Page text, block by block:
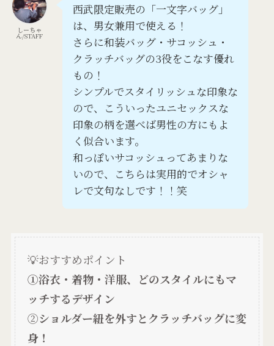
しーちゃ
ん/STAFF
西武限定販売の「一文字バッグ」
は、男女兼用で使える！
さらに和装バッグ・サコッシュ・
クラッチバッグの3役をこなす優れ
もの！
シンプルでスタイリッシュな印象な
ので、こういったユニセックスな
印象の柄を選べば男性の方にもよ
く似合います。
和っぽいサコッシュってあまりな
いので、こちらは実用的でオシャ
レで文句なしです！！笑
💡おすすめポイント
①浴衣・着物・洋服、どのスタイルにもマ
ッチするデザイン
②ショルダー紐を外すとクラッチバッグに変
身！